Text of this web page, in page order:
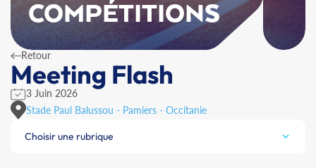
COMPÉTITIONS
Retour
Meeting Flash
3 Juin 2026
Stade Paul Balussou - Pamiers - Occitanie
Choisir une rubrique